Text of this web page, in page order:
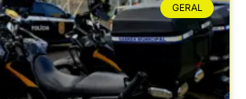
GERAL